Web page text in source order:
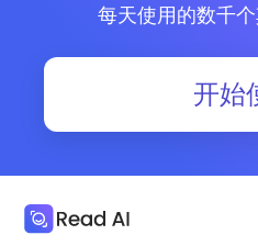
每天使用的数千个
开始